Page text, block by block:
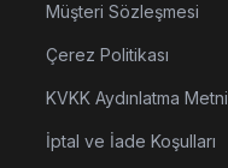
Müşteri Sözleşmesi
Çerez Politikası
KVKK Aydınlatma Metni
İptal ve İade Koşulları